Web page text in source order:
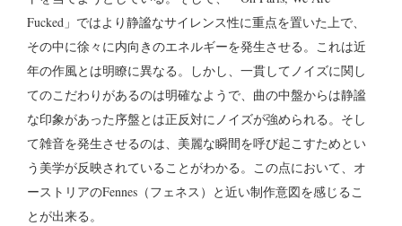
Fucked」ではより静謐なサイレンス性に重点を置いた上で、
その中に徐々に内向きのエネルギーを発生させる。これは近
年の作風とは明瞭に異なる。しかし、一貫してノイズに関し
てのこだわりがあるのは明確なようで、曲の中盤からは静謐
な印象があった序盤とは正反対にノイズが強められる。そし
て雑音を発生させるのは、美麗な瞬間を呼び起こすためとい
う美学が反映されていることがわかる。この点において、オ
ーストリアのFennes（フェネス）と近い制作意図を感じるこ
とが出来る。